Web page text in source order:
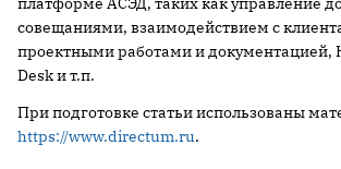
совещаниями, взаимодействием с
проектными работами и документацией,
Desk и т.п.
При подготовке статьи использованы
https://www.directum.ru.